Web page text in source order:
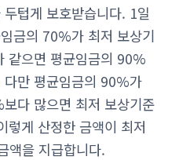
텁게 보호받습니다. 1일
금의 70%가 최저 보상기
같으면 평균임금의 90%
만 평균임금의 90%가
다 많으면 최저 보상기준
게 산정한 금액이 최저
액을 지급합니다.